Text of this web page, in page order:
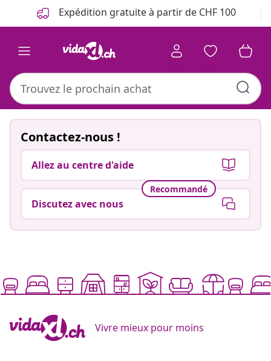
Précédent Expédition gratuite à partir de CHF 100
Contactez-nous !
Allez au centre d'aide
Recommandé
Discutez avec nous
Vivre mieux pour moins